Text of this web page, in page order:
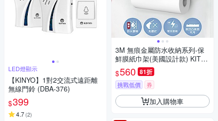
LED燈顯示
【KINYO】1對2交流式遠距離
無線門鈴 (DBA-376)
$399
4.7(2)
3M 無痕金屬防水收納系列-保
鮮膜紙巾架(美國設計款) KITC
H39
$560 81折
挑戰低價 券
加入購物車